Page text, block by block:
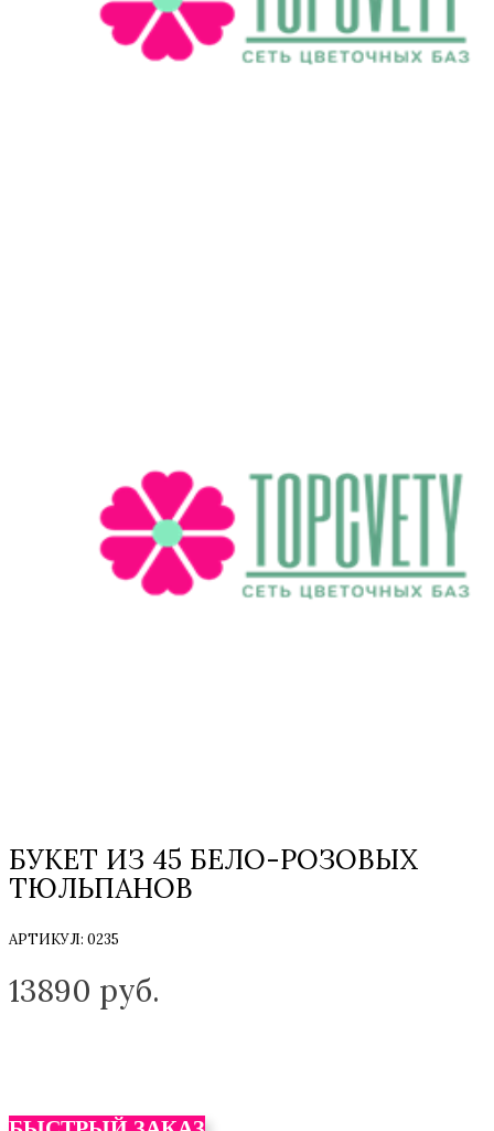
БУКЕТ ИЗ 45 БЕЛО-РОЗОВЫХ
ТЮЛЬПАНОВ
АРТИКУЛ: 0235
13890 руб.